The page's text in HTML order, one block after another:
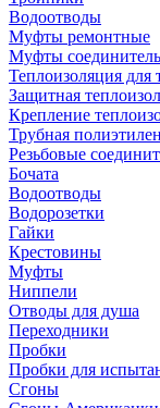
Водоотводы
Муфты ремонтные
Муфты
Теплоизоляция для
Защитная
Крепление
Трубная
Резьбовые
Бочата
Водоотводы
Водорозетки
Гайки
Крестовины
Муфты
Ниппели
Отводы для душа
Переходники
Пробки
Пробки для
Сгоны